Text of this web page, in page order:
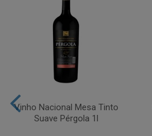
Vinho Nacional Mesa Tinto
Suave Pérgola 1l